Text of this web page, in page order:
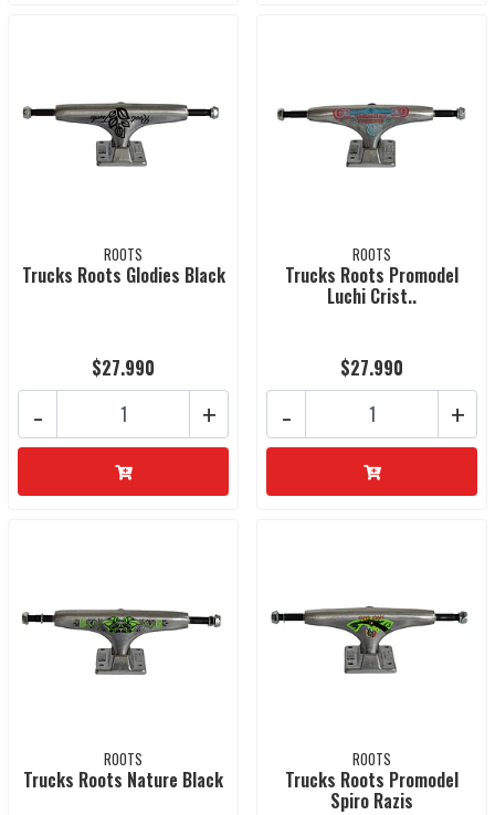
ROOTS
Trucks Roots Glodies Black
$27.990
+
-
ROOTS
Trucks Roots Promodel
Luchi Crist..
$27.990
+
-
ROOTS
Trucks Roots Nature Black
ROOTS
Trucks Roots Promodel
Spiro Razis